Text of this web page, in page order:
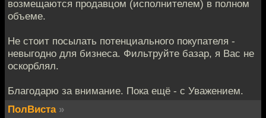
возмещаются продавцом (исполнителем) в полном
объеме.
Не стоит посылать потенциального покупателя -
невыгодно для бизнеса. Фильтруйте базар, я Вас не
оскорблял.
Благодарю за внимание. Пока ещё - с Уважением.
ПолВиста »